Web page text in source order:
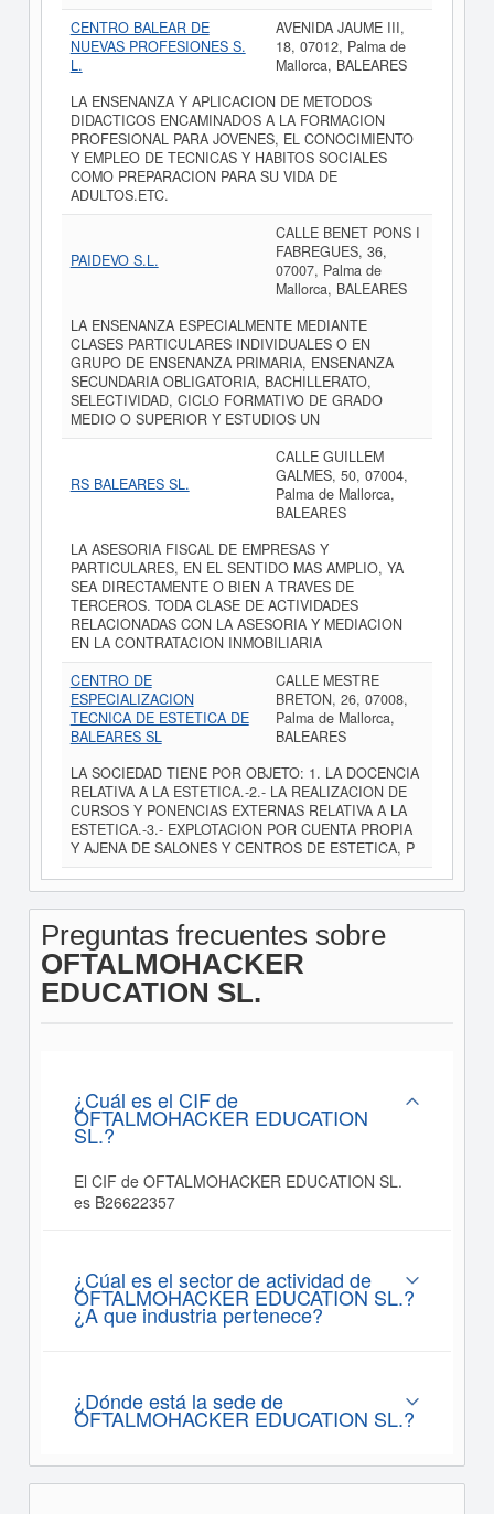
CENTRO BALEAR DE
NUEVAS PROFESIONES S.
L.
AVENIDA JAUME III,
18, 07012, Palma de
Mallorca, BALEARES
LA ENSENANZA Y APLICACION DE METODOS
DIDACTICOS ENCAMINADOS A LA FORMACION
PROFESIONAL PARA JOVENES, EL CONOCIMIENTO
Y EMPLEO DE TECNICAS Y HABITOS SOCIALES
COMO PREPARACION PARA SU VIDA DE
ADULTOS.ETC.
PAIDEVO S.L.
CALLE BENET PONS I
FABREGUES, 36,
07007, Palma de
Mallorca, BALEARES
LA ENSENANZA ESPECIALMENTE MEDIANTE
CLASES PARTICULARES INDIVIDUALES O EN
GRUPO DE ENSENANZA PRIMARIA, ENSENANZA
SECUNDARIA OBLIGATORIA, BACHILLERATO,
SELECTIVIDAD, CICLO FORMATIVO DE GRADO
MEDIO O SUPERIOR Y ESTUDIOS UN
RS BALEARES SL.
CALLE GUILLEM
GALMES, 50, 07004,
Palma de Mallorca,
BALEARES
LA ASESORIA FISCAL DE EMPRESAS Y
PARTICULARES, EN EL SENTIDO MAS AMPLIO, YA
SEA DIRECTAMENTE O BIEN A TRAVES DE
TERCEROS. TODA CLASE DE ACTIVIDADES
RELACIONADAS CON LA ASESORIA Y MEDIACION
EN LA CONTRATACION INMOBILIARIA
CENTRO DE
ESPECIALIZACION
TECNICA DE ESTETICA DE
BALEARES SL
CALLE MESTRE
BRETON, 26, 07008,
Palma de Mallorca,
BALEARES
LA SOCIEDAD TIENE POR OBJETO: 1. LA DOCENCIA
RELATIVA A LA ESTETICA.-2.- LA REALIZACION DE
CURSOS Y PONENCIAS EXTERNAS RELATIVA A LA
ESTETICA.-3.- EXPLOTACION POR CUENTA PROPIA
Y AJENA DE SALONES Y CENTROS DE ESTETICA, P
Preguntas frecuentes sobre
OFTALMOHACKER
EDUCATION SL.
¿Cuál es el CIF de
OFTALMOHACKER EDUCATION
SL.?
El CIF de OFTALMOHACKER EDUCATION SL.
es B26622357
¿Cúal es el sector de actividad de
OFTALMOHACKER EDUCATION SL.?
¿A que industria pertenece?
¿Dónde está la sede de
OFTALMOHACKER EDUCATION SL.?